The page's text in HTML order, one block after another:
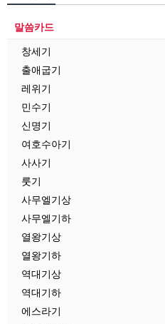
말씀카드
창세기
출애굽기
레위기
민수기
신명기
여호수아기
사사기
룻기
사무엘기상
사무엘기하
열왕기상
열왕기하
역대기상
역대기하
에스라기